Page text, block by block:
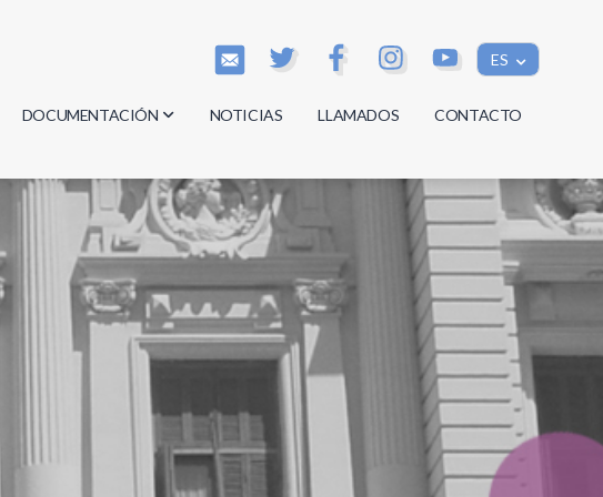
ES
DOCUMENTACIÓN
Actas
Reglamentos
Documentos
NOTICIAS LLAMADOS CONTACTO